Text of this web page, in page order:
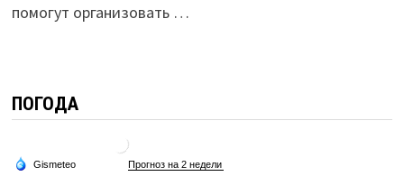
помогут организовать …
ПОГОДА